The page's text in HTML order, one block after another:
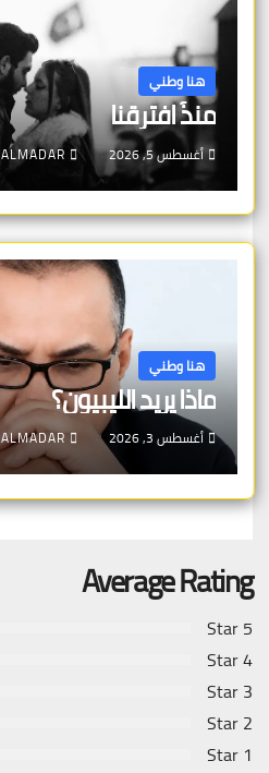
هنا وطني
منذُ افترقنا
أغسطس 5, 2026 ALMADAR
هنا وطني
ماذا يريد الليبيون؟
أغسطس 3, 2026 ALMADAR
Average Rating
5 Star
4 Star
3 Star
2 Star
1 Star